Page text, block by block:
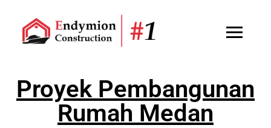
Proyek Pembangunan
Rumah Medan